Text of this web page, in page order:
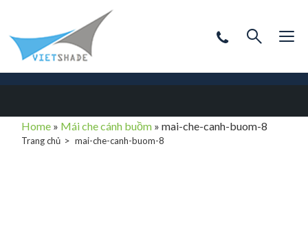
Home » Mái che cánh buồm »mai-che-canh-buom-8
Trang chủ mai-che-canh-buom-8